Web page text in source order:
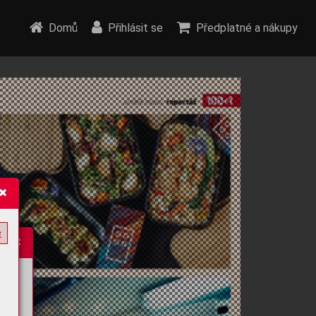
Domů Přihlásit se Předplatné a nákupy